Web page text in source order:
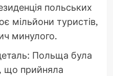
польських
мільйони туристів,
минулого.
Польща була
що прийняла